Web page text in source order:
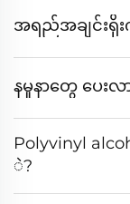
အရည်အချင်း
နမူနာတွေ ပေးလာ
Polyvinyl
ဲ?